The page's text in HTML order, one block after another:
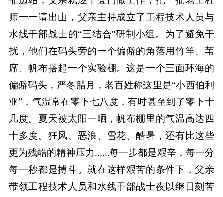
师一一请出山，父亲主持成立了工程技术人员与
水线干部战士的“三结合”研制小组。为了避免干
扰，他们在码头旁的一个偏僻的角落用竹竿、苇
席、帆布搭起一个实验棚。这是一个三面环海的
偏僻码头，严冬腊月，老百姓称这里是“小西伯利
亚”，气温常在零下七八度，有时甚至到了零下十
几度。夏天被太阳一晒，帆布棚里的气温高达四
十多度。狂风、恶浪、雪花、酷暑，还有比这些
更为残酷的精神压力......每一步都是艰辛，每一分
每一秒都是搏斗。就在这样艰苦的条件下，父亲
带领工程技术人员和水线干部战士夜以继日刻苦